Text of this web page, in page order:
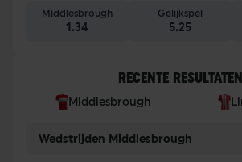
Middlesbrough
1.34
Gelijkspel
5.25
RECENTE RESULTATEN
Middlesbrough
Wedstrijden Middlesbrough